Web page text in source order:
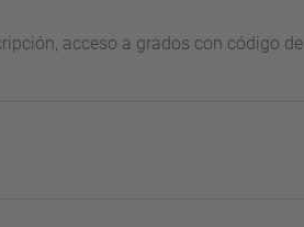
acceso a grados con código de